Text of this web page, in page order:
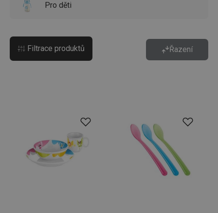
Pro děti
Filtrace produktů Řazení